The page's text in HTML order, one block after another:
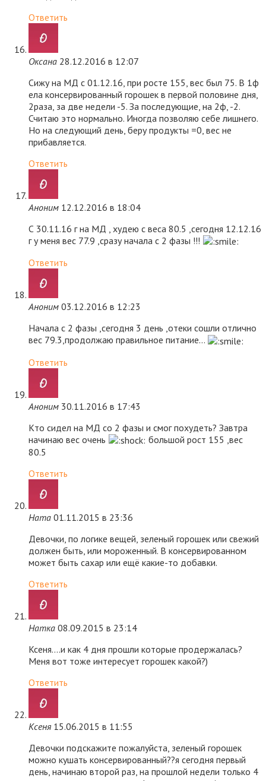
Ответить
Оксана 28.12.2016 в 12:07
Сижу на МД с 01.12.16, при росте 155, вес был 75. В 1ф
ела консервированный горошек в первой половине дня,
2раза, за две недели -5. За последующие, на 2ф, -2.
Считаю это нормально. Иногда позволяю себе лишнего.
Но на следующий день, беру продукты =0, вес не
прибавляется.
Ответить
Аноним 12.12.2016 в 18:04
С 30.11.16 г на МД , худею с веса 80.5 ,сегодня 12.12.16
г у меня вес 77.9 ,сразу начала с 2 фазы !!!
Ответить
Аноним 03.12.2016 в 12:23
Начала с 2 фазы ,сегодня 3 день ,отеки сошли отлично
вес 79.3,продолжаю правильное питание…
Ответить
Аноним 30.11.2016 в 17:43
Кто сидел на МД со 2 фазы и смог похудеть? Завтра
начинаю вес очень
большой рост 155 ,вес
80.5
Ответить
Ната 01.11.2015 в 23:36
Девочки, по логике вещей, зеленый горошек или свежий
должен быть, или мороженный. В консервированном
может быть сахар или ещё какие-то добавки.
Ответить
Натка 08.09.2015 в 23:14
Ксеня….и как 4 дня прошли которые продержалась?
Меня вот тоже интересует горошек какой?)
Ответить
Ксеня 15.06.2015 в 11:55
Девочки подскажите пожалуйста, зеленый горошек
можно кушать консервированный??я сегодня первый
день, начинаю второй раз, на прошлой недели только 4